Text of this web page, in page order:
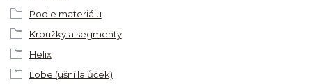
Podle materiálu
Kroužky a segmenty
Helix
Lobe (ušní lalůček)